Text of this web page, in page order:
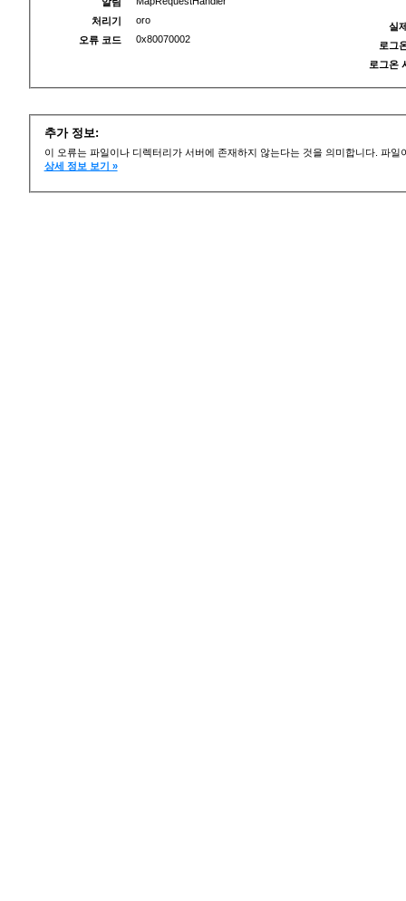
처리기
oro
오류 코드
0x80070002
실
로그
로그온
추가 정보:
이 오류는 파일이나 디렉터리가 서버에 존재하지 않는다는 것을 의미합니다. 파
상세 정보 보기 »